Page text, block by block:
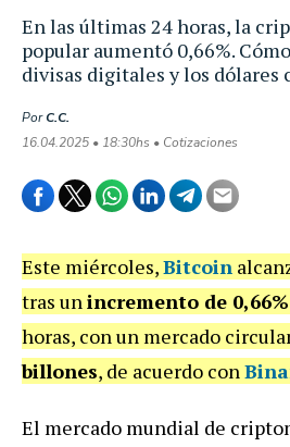
En las últimas 24 horas, la
popular aumentó 0,66%.
divisas digitales y los dólares
PorC.C.
16.04.2025 • 18:30hs • Cotizaciones
Este miércoles,Bitcoin
tras unincremento de 0,66%
horas, con un mercado
billones, de acuerdo con
El mercado mundial de